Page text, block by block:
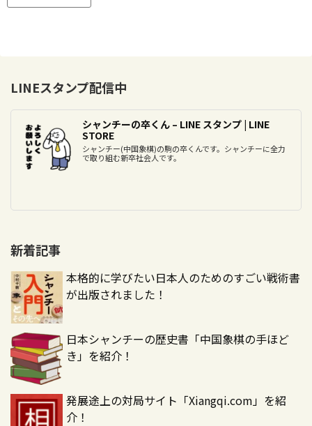
LINEスタンプ配信中
シャンチーの卒くん – LINE スタンプ | LINE
STORE
シャンチー(中国象棋)の駒の卒くんです。シャンチーに全力
で取り組む新卒社会人です。
新着記事
本格的に学びたい日本人のためのすごい戦術書
が出版されました！
日本シャンチーの歴史書「中国象棋の手ほど
き」を紹介！
発展途上の対局サイト「Xiangqi.com」を紹
介！